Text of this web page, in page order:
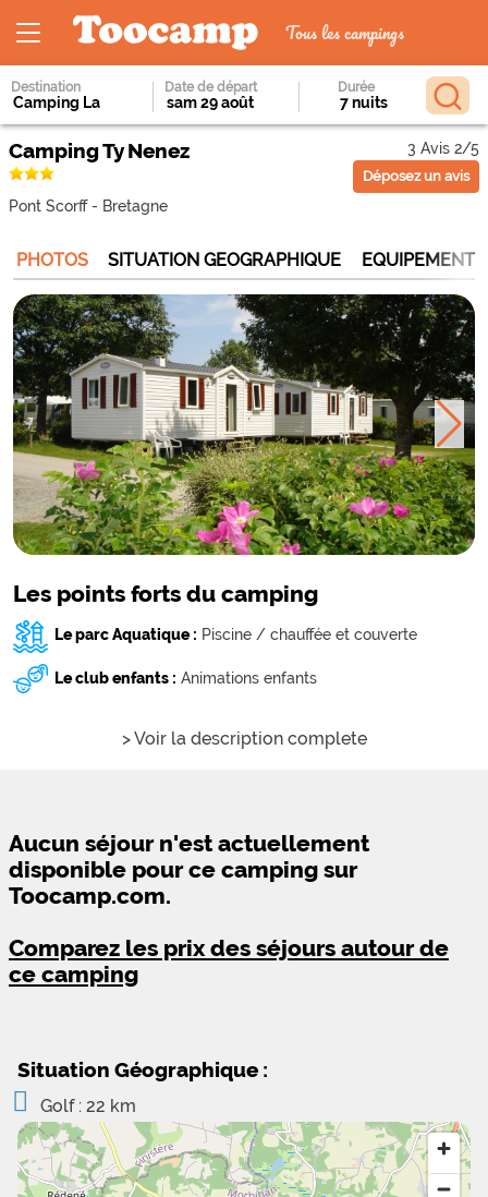
Tous les campings
Destination Date de départ Durée
Camping Ty Nenez
Pont Scorff- Bretagne
3 Avis 2/5
Déposez un avis
PHOTOS SITUATION GEOGRAPHIQUE
Les points forts du camping
Le parc Aquatique : Piscine / chauffée et couverte
Le club enfants : Animations enfants
> Voir la description complete
Aucun séjour n'est actuellement
disponible pour ce camping sur
Toocamp.com.
Comparez les prix des séjours autour de
ce camping
Situation Géographique :
Golf : 22 km